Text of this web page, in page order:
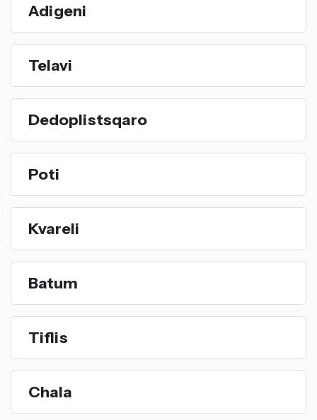
Adigeni
Telavi
Dedoplistsqaro
Poti
Kvareli
Batum
Tiflis
Chala